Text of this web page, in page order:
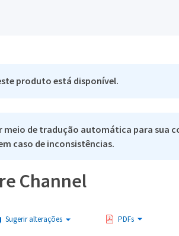
produto está disponível.
meio de tradução automática para sua
caso de inconsistências.
Channel
Sugerir alterações PDFs